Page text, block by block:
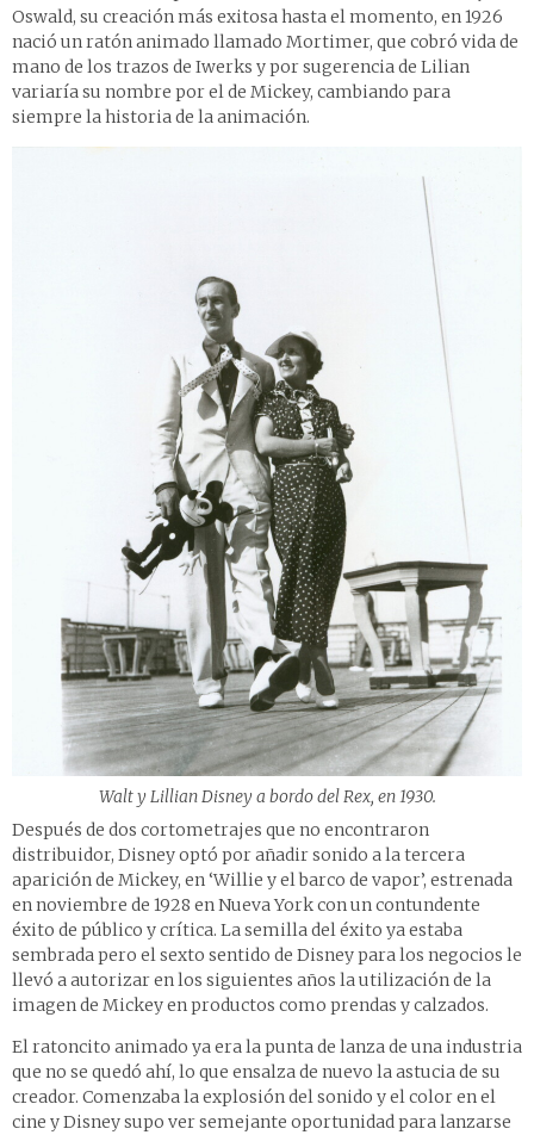
Oswald, su creación más exitosa hasta el momento, en 1926
nació un ratón animado llamado Mortimer, que cobró vida de
mano de los trazos de Iwerks y por sugerencia de Lilian
variaría su nombre por el de Mickey, cambiando para
siempre la historia de la animación.
Walt y Lillian Disney a bordo del Rex, en 1930.
Después de dos cortometrajes que no encontraron
distribuidor, Disney optó por añadir sonido a la tercera
aparición de Mickey, en ‘Willie y el barco de vapor’, estrenada
en noviembre de 1928 en Nueva York con un contundente
éxito de público y crítica. La semilla del éxito ya estaba
sembrada pero el sexto sentido de Disney para los negocios le
llevó a autorizar en los siguientes años la utilización de la
imagen de Mickey en productos como prendas y calzados.
El ratoncito animado ya era la punta de lanza de una industria
que no se quedó ahí, lo que ensalza de nuevo la astucia de su
creador. Comenzaba la explosión del sonido y el color en el
cine y Disney supo ver semejante oportunidad para lanzarse